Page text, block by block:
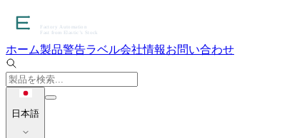
ホーム製品警告ラベル会社情報お問い合わせ
日本語